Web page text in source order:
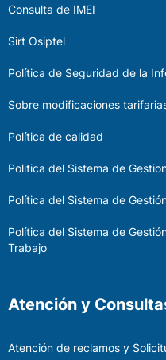
Consulta de IMEI
Sirt Osiptel
Política de Seguridad de la
Sobre modificaciones
Política de calidad
Politica del Sistema de
Política del Sistema de
Política del Sistema de
Trabajo
Atención y
Atención de reclamos y